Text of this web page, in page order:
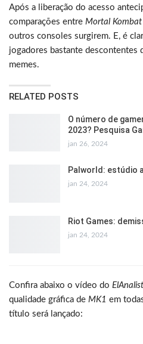
Após a liberação do acesso
comparações entre Mortal Kombat
outros consoles surgirem. E, é
jogadores bastante descontentes
memes.
RELATED POSTS
O número de
2023? Pesquisa
jan 26, 2024
Palworld: estúdio
jan 24, 2024
Riot Games:
jan 24, 2024
Confira abaixo o vídeo do
qualidade gráfica de MK1 em
título será lançado: